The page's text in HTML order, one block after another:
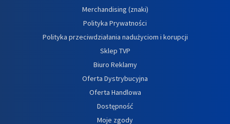
Merchandising (znaki)
Polityka Prywatności
Polityka przeciwdziałania nadużyciom i korupcji
Sklep TVP
Biuro Reklamy
Oferta Dystrybucyjna
Oferta Handlowa
Dostępność
Moje zgody